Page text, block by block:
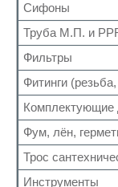
Прокладки
Для радиаторов
Сальники
Манжеты для
Наборы
Сифоны
Выпуск
Донный клапан
Колено
Сифон
Обвязка для
Трапы
Трубка
Гофра для
Труба М.П. и
Фильтры
Для обратного
Косой
Прямой
Другие
Фитинги
Резьбовые
Для МП труб
Для PPR труб
Для
Комплектующие
Наборы
Краны
Фум, лён,
ФУМ
Нить
Трос
Инструменты